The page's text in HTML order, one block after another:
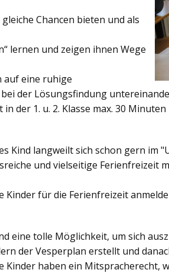
Chancen bieten und als
lernen und zeigen ihnen Wege
auf eine ruhige
der Lösungsfindung
1. u. 2. Klasse max. 30 Minuten
Kind langweilt sich schon gern im
und vielseitige Ferienfreizeit
für die Ferienfreizeit
eine tolle Möglichkeit, um sich
der Vesperplan erstellt und
haben ein Mitspracherecht,